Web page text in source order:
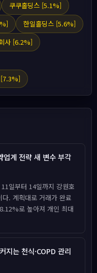
쿠쿠홀딩스 [5.1%]
한일홀딩스 [5.6%]
사 [6.2%]
[7.3%]
업계 전략 새 변수 부각
일부터 14일까지 강원호
. 계획대로 거래가 완료
로 높아져 개인 최대
지는 천식·COPD 관리